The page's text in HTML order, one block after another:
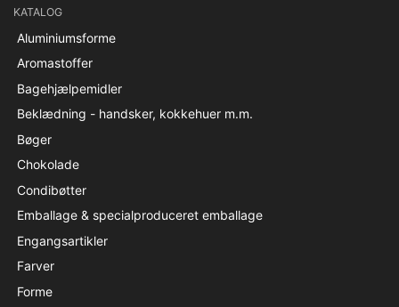
KATALOG
Aluminiumsforme
Aromastoffer
Bagehjælpemidler
Beklædning - handsker, kokkehuer m.m.
Bøger
Chokolade
Condibøtter
Emballage & specialproduceret emballage
Engangsartikler
Farver
Forme